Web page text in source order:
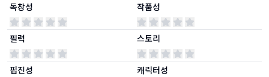
독창성
필력
핍진성
작품성
스토리
캐릭터성